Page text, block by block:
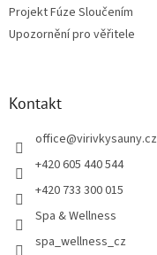
Projekt Fúze Sloučením
Upozornění pro věřitele
Kontakt
office@virivkysauny.cz
+420 605 440 544
+420 733 300 015
Spa & Wellness
spa_wellness_cz